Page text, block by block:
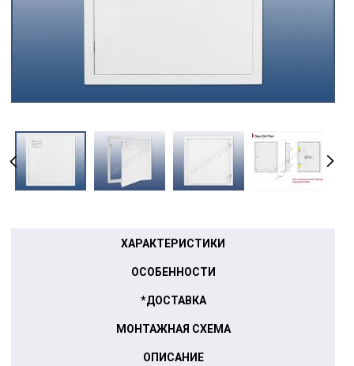
ХАРАКТЕРИСТИКИ
ОСОБЕННОСТИ
*ДОСТАВКА
МОНТАЖНАЯ СХЕМА
ОПИСАНИЕ